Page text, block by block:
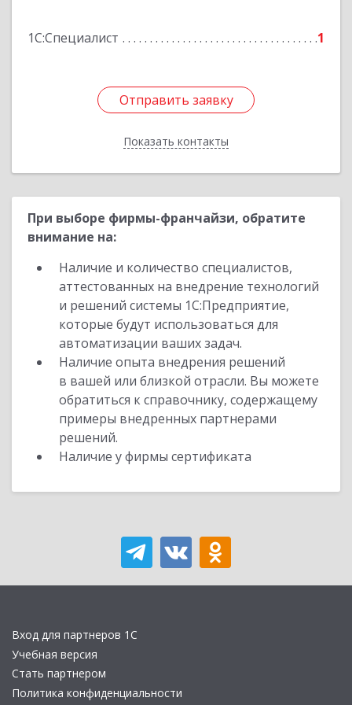
1С:Специалист 1
Отправить заявку
Показать контакты
Подробнее
Отправить заявку
Назад
При выборе фирмы-франчайзи, обратите
внимание на:
Наличие и количество специалистов,
аттестованных на внедрение технологий
и решений системы 1С:Предприятие,
которые будут использоваться для
автоматизации ваших задач.
Наличие опыта внедрения решений
в вашей или близкой отрасли. Вы можете
обратиться к справочнику, содержащему
примеры внедренных партнерами
решений.
Наличие у фирмы сертификата
Вход для партнеров 1С
Учебная версия
Стать партнером
Политика конфиденциальности